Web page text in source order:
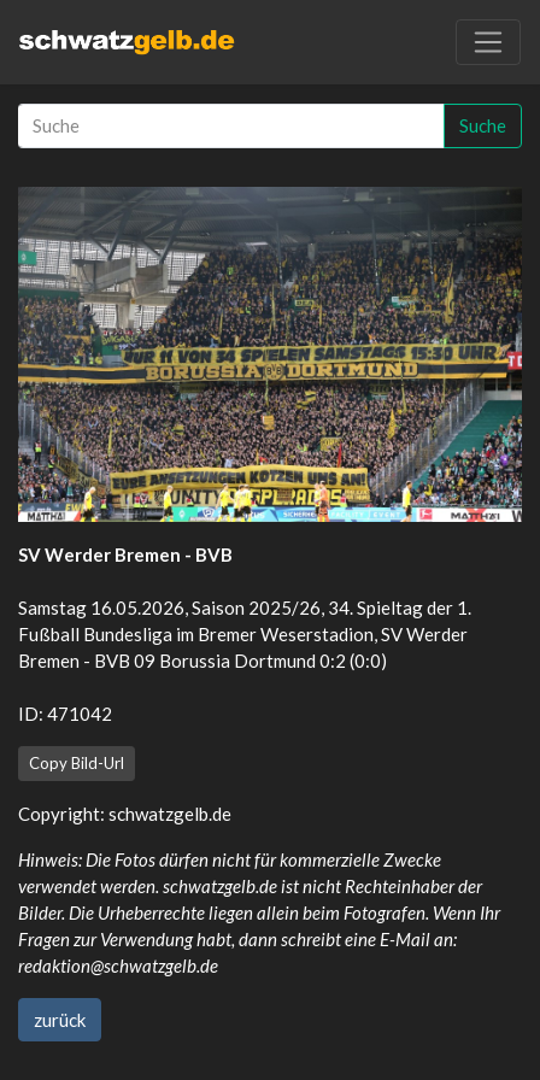
Suche
SV Werder Bremen - BVB
Samstag 16.05.2026, Saison 2025/26, 34. Spieltag der 1.
Fußball Bundesliga im Bremer Weserstadion, SV Werder
Bremen - BVB 09 Borussia Dortmund 0:2 (0:0)
ID: 471042
Copy Bild-Url
Copyright: schwatzgelb.de
Hinweis: Die Fotos dürfen nicht für kommerzielle Zwecke
verwendet werden. schwatzgelb.de ist nicht Rechteinhaber der
Bilder. Die Urheberrechte liegen allein beim Fotografen. Wenn Ihr
Fragen zur Verwendung habt, dann schreibt eine E-Mail an:
redaktion@schwatzgelb.de
zurück